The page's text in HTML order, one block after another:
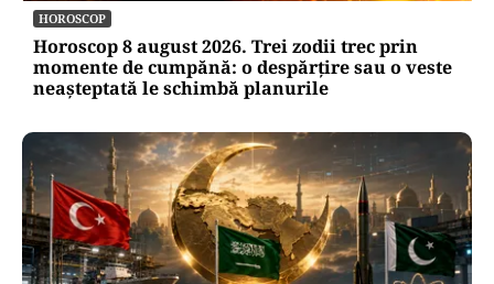
HOROSCOP
Horoscop 8 august 2026. Trei zodii trec prin
momente de cumpănă: o despărțire sau o veste
neașteptată le schimbă planurile